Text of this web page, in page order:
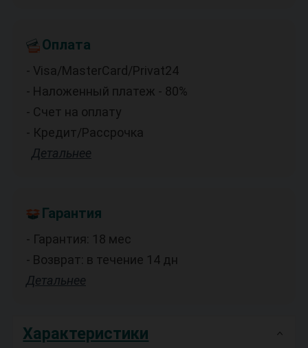
Оплата
- Visa/MasterCard/Privat24
- Наложенный платеж - 80%
- Счет на оплату
- Кредит/Рассрочка
Детальнее
Гарантия
- Гарантия: 18 мес
- Возврат: в течение 14 дн
Детальнее
Характеристики